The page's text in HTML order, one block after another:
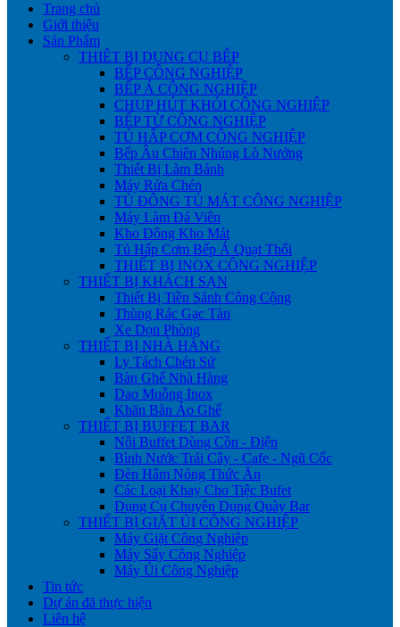
Trang chủ
Giới thiệu
Sản Phẩm
THIÊT BỊ DỤNG CỤ BẾP
BẾP CÔNG NGHIỆP
BẾP Á CÔNG NGHIỆP
CHỤP HÚT KHÓI CÔNG NGHIỆP
BẾP TỪ CÔNG NGHIỆP
TỦ HẤP CƠM CÔNG NGHIỆP
Bếp Âu Chiên Nhúng Lò Nướng
Thiết Bị Làm Bánh
Máy Rửa Chén
TỦ ĐÔNG TỦ MÁT CÔNG NGHIỆP
Máy Làm Đá Viên
Kho Đông Kho Mát
Tủ Hấp Cơm Bếp Á Quạt Thổi
THIẾT BỊ INOX CÔNG NGHIỆP
THIẾT BỊ KHÁCH SẠN
Thiết Bị Tiền Sảnh Công Cộng
Thùng Rác Gạc Tàn
Xe Dọn Phòng
THIẾT BỊ NHÀ HÀNG
Ly Tách Chén Sứ
Bàn Ghế Nhà Hàng
Dao Muỗng Inox
Khăn Bàn Áo Ghế
THIẾT BỊ BUFFET BAR
Nồi Buffet Dùng Cồn - Điện
Bình Nước Trái Cây - Cafe - Ngũ Cốc
Đèn Hâm Nóng Thức Ăn
Các Loại Khay Cho Tiệc Bufet
Dụng Cụ Chuyên Dụng Quày Bar
THIẾT BỊ GIẶT ỦI CÔNG NGHIỆP
Máy Giặt Công Nghiệp
Máy Sấy Công Nghiệp
Máy Ủi Công Nghiệp
Tin tức
Dự án đã thực hiện
Liên hệ